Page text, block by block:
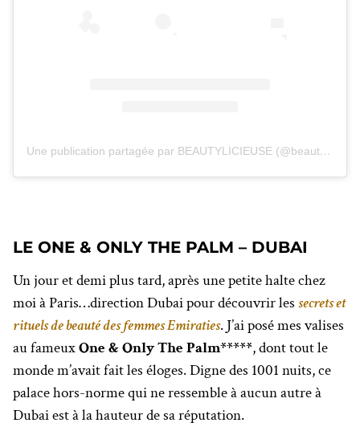
Une publication partagée par BEAUTYLICIEUSE (@beautylicieuse)
LE ONE & ONLY THE PALM – DUBAI
Un jour et demi plus tard, après une petite halte chez
moi à Paris…direction Dubai pour découvrir les secrets et
rituels de beauté des femmes Emiraties. J’ai posé mes valises
au fameuxOne & Only The Palm*****, dont tout le
monde m’avait fait les éloges. Digne des 1001 nuits, ce
palace hors-norme qui ne ressemble à aucun autre à
Dubai est à la hauteur de sa réputation.